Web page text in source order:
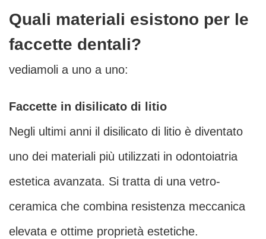
Quali materiali esistono per le
faccette dentali?
vediamoli a uno a uno:
Faccette in disilicato di litio
Negli ultimi anni il disilicato di litio è diventato
uno dei materiali più utilizzati in odontoiatria
estetica avanzata. Si tratta di una vetro-
ceramica che combina resistenza meccanica
elevata e ottime proprietà estetiche.